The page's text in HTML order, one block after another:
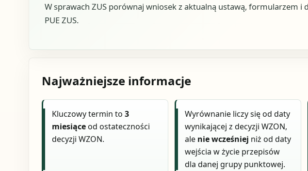
W sprawach ZUS porównaj wniosek z aktualną ustawą, formularzem i
PUE ZUS.
Najważniejsze informacje
Kluczowy termin to3
miesiąceod ostateczności
decyzji WZON.
Wyrównanie liczy się od daty
wynikającej z decyzji WZON,
ale nie wcześniej niż od daty
wejścia w życie przepisów
dla danej grupy punktowej.